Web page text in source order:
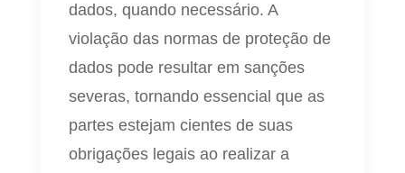
dados, quando necessário. A
violação das normas de proteção de
dados pode resultar em sanções
severas, tornando essencial que as
partes estejam cientes de suas
obrigações legais ao realizar a